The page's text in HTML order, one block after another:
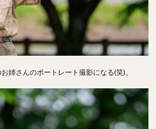
姉さんのポートレート撮影になる(笑)。